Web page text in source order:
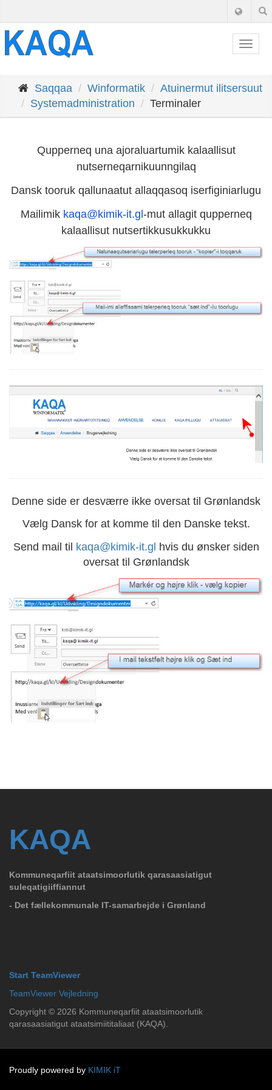
Saqqaa Winformatik
Atuinermut ilitsersuut
Systemadministration
Terminaler
Qupperneq una ajoraluartumik kalaallisut
nutserneqarnikuunngilaq
Dansk tooruk qallunaatut allaqqasoq iserfiginiarlugu
Mailimik kaqa@kimik-it.gl -mut allagit qupperneq
kalaallisut nutsertikkusukkukku
Denne side er desværre ikke oversat til Grønlandsk
Vælg Dansk for at komme til den Danske tekst.
Send mail til kaqa@kimik-it.gl hvis du ønsker siden
oversat til Grønlandsk
KAQA
Kommuneqarfiit ataatsimoorlutik qarasaasiatigut
suleqatigiiffiannut
- Det fællekommunale IT-samarbejde i Grønland
Start TeamViewer
TeamViewer Vejledning
Copyright © 2026 Kommuneqarfiit ataatsimoorlutik
qarasaasiatigut ataatsimiititaliaat (KAQA).
Proudly powered by KIMIK iT